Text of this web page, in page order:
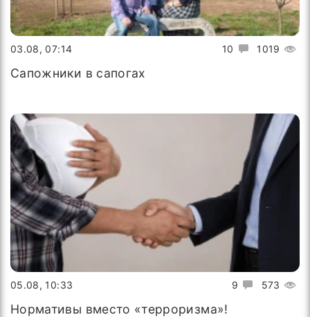
10 1019
03.08, 07:14
Сапожники в сапогах
9 573
05.08, 10:33
Нормативы вместо «терроризма»!